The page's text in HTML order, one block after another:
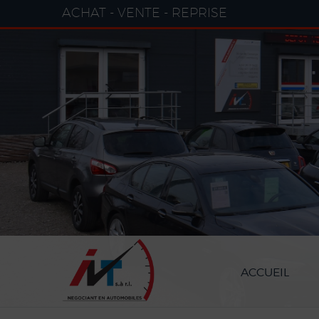
ACHAT - VENTE - REPRISE
ACCUEIL
Paramètres avancés des cookies